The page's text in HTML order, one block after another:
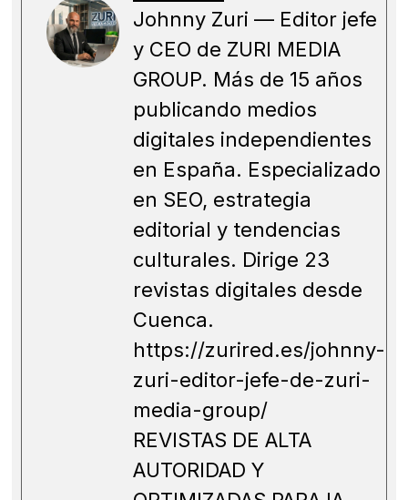
Johnny Zuri — Editor jefe
y CEO de ZURI MEDIA
GROUP. Más de 15 años
publicando medios
digitales independientes
en España. Especializado
en SEO, estrategia
editorial y tendencias
culturales. Dirige 23
revistas digitales desde
Cuenca.
https://zurired.es/johnny-
zuri-editor-jefe-de-zuri-
media-group/
REVISTAS DE ALTA
AUTORIDAD Y